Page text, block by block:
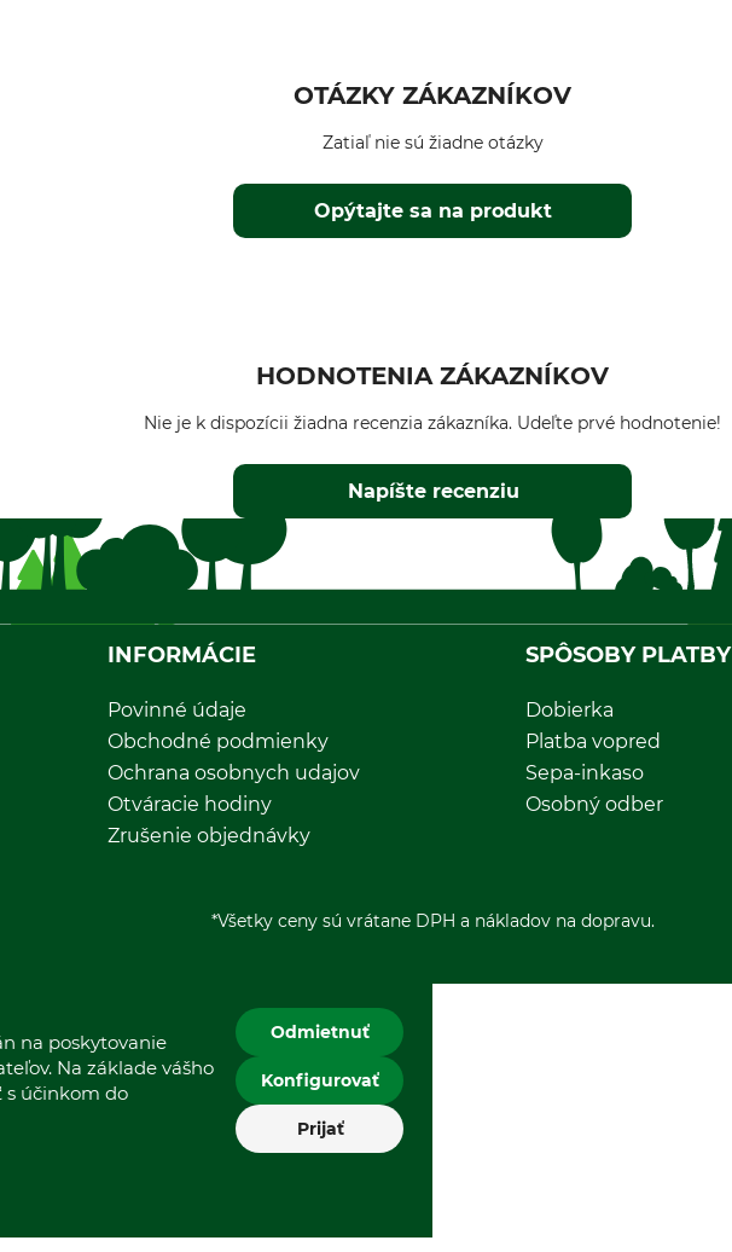
OTÁZKY ZÁKAZNÍKOV
Opýtajte sa na produkt
Zatiaľ nie sú žiadne otázky
HODNOTENIA ZÁKAZNÍKOV
Nie je k dispozícii žiadna recenzia zákazníka. Udeľte prvé hodnotenie!
Napíšte recenziu
INFORMÁCIE
Povinné údaje
Obchodné podmienky
Ochrana osobnych udajov
Otváracie hodiny
Zrušenie objednávky
SPÔSOBY PLATBY
Dobierka
Platba vopred
Sepa-inkaso
Osobný odber
*Všetky ceny sú vrátane DPH a nákladov na dopravu.
na poskytovanie
Na základe vášho
s účinkom do
Odmietnuť
Konfigurovať
Prijať